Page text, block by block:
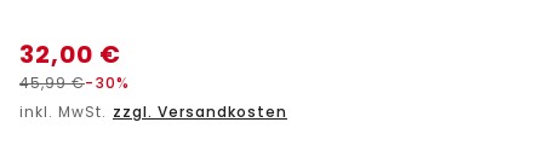
32,00 €
45,99€-30%
inkl. MwSt. zzgl. Versandkosten